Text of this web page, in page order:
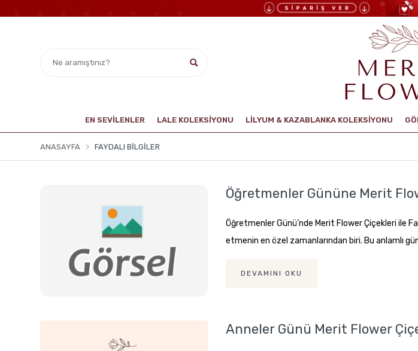
EN SEVİLENLER LALE KOLEKSIYONU LİLYUM & KAZABLANKA KOLEKSİYONU
ANASAYFA FAYDALI BILGILER
Öğretmenler Gününe Merit
Öğretmenler Günü’nde Merit Flower Çiçekleri ile
etmenin en özel zamanlarından biri. Bu anlamlı
DEVAMINI OKU
Anneler Günü Merit Flower